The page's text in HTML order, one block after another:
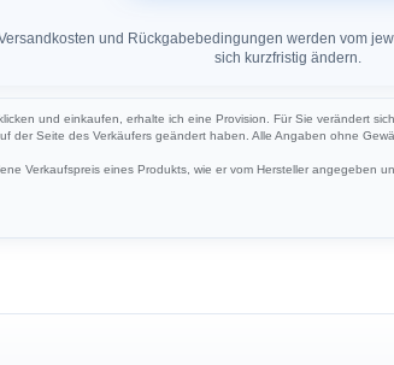
und Rückgabebedingungen werden vom
sich kurzfristig ändern.
und einkaufen, erhalte ich eine Provision. Für Sie verändert
der Seite des Verkäufers geändert haben. Alle Angaben ohne
Verkaufspreis eines Produkts, wie er vom Hersteller angegeben